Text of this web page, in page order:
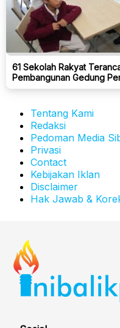
61 Sekolah Rakyat
Pembangunan Gedung
Tentang Kami
Redaksi
Pedoman Media
Privasi
Contact
Kebijakan Iklan
Disclaimer
Hak Jawab &